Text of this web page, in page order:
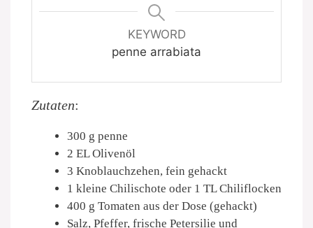
KEYWORD
penne arrabiata
Zutaten:
300 g penne
2 EL Olivenöl
3 Knoblauchzehen, fein gehackt
1 kleine Chilischote oder 1 TL Chiliflocken
400 g Tomaten aus der Dose (gehackt)
Salz, Pfeffer, frische Petersilie und